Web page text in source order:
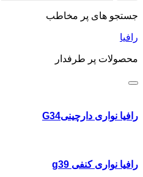
جستجو های پر مخاطب
رافیا
محصولات پر طرفدار
رافیا نواری دارچینیG34
رافیا نواری کنفی g39